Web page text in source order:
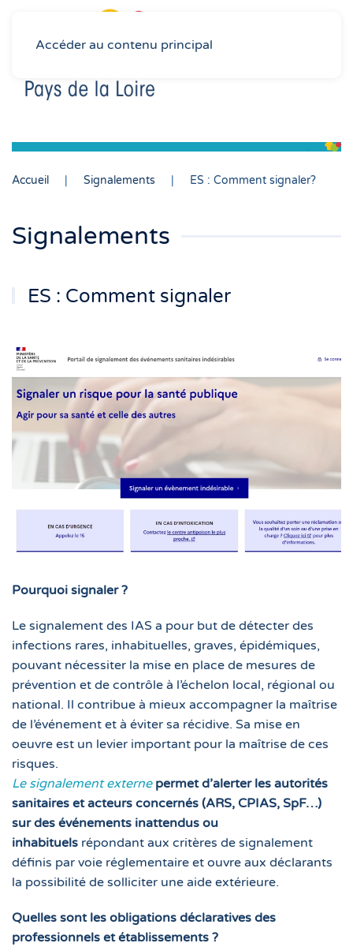
Accéder au contenu principal
Accueil Signalements ES : Comment signaler?
Signalements
ES : Comment signaler
Pourquoi signaler ?
Le signalement des IAS a pour but de détecter des
infections rares, inhabituelles, graves, épidémiques,
pouvant nécessiter la mise en place de mesures de
prévention et de contrôle à l’échelon local, régional ou
national. Il contribue à mieux accompagner la maîtrise
de l’événement et à éviter sa récidive. Sa mise en
oeuvre est un levier important pour la maîtrise de ces
risques.
Le signalement externe permet d’alerter les autorités
sanitaires et acteurs concernés (ARS, CPIAS, SpF…)
sur des événements inattendus ou
inhabituels répondant aux critères de signalement
définis par voie réglementaire et ouvre aux déclarants
la possibilité de solliciter une aide extérieure.
Quelles sont les obligations déclaratives des
professionnels et établissements ?